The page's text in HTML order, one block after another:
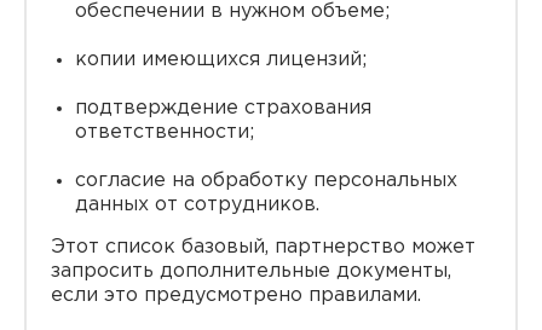
обеспечении в нужном объеме;
копии имеющихся лицензий;
подтверждение страхования
ответственности;
согласие на обработку персональных
данных от сотрудников.
Этот список базовый, партнерство может
запросить дополнительные документы,
если это предусмотрено правилами.